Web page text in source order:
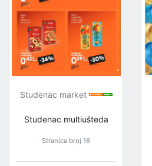
Studenac market
Studenac multiušteda
Stranica broj 16